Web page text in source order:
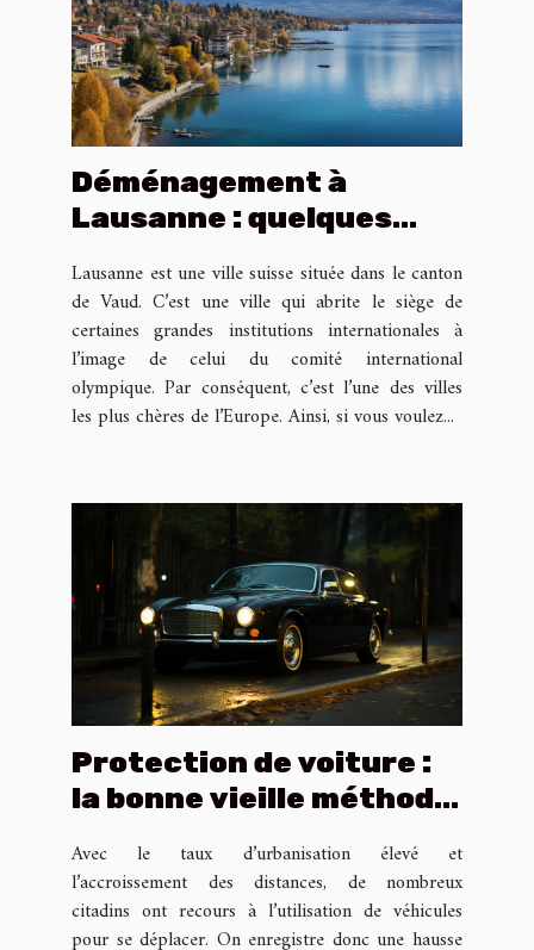
Déménagement à
Lausanne : quelques
peu
Lausanne est une ville suisse située dans le canton
de Vaud. C’est une ville qui abrite le siège de
certaines grandes institutions internationales à
l’image de celui du comité international
olympique. Par conséquent, c’est l’une des villes
les plus chères de l’Europe. Ainsi, si vous voulez...
Protection de voiture :
la bonne vieille méthode
Avec le taux d’urbanisation élevé et
l’accroissement des distances, de nombreux
citadins ont recours à l’utilisation de véhicules
pour se déplacer. On enregistre donc une hausse